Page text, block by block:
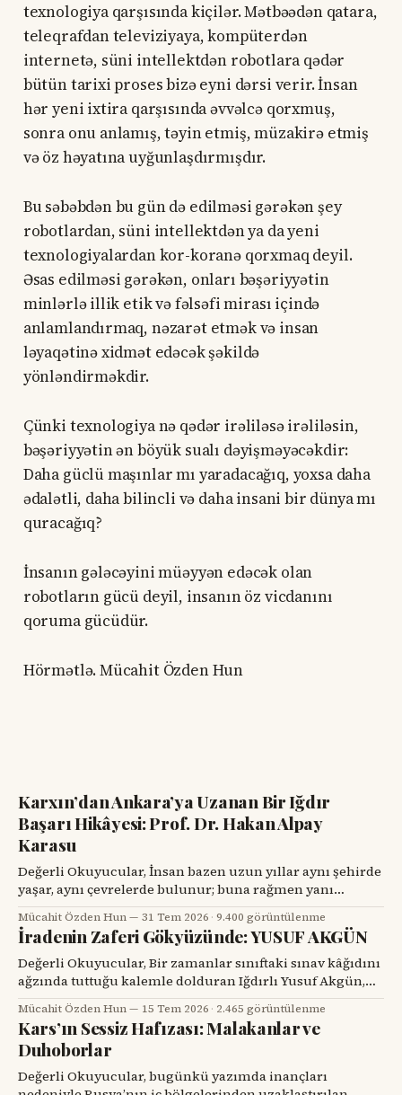
texnologiya qarşısında kiçilər. Mətbəədən qatara,
teleqrafdan televiziyaya, kompüterdən
internetə, süni intellektdən robotlara qədər
bütün tarixi proses bizə eyni dərsi verir. İnsan
hər yeni ixtira qarşısında əvvəlcə qorxmuş,
sonra onu anlamış, təyin etmiş, müzakirə etmiş
və öz həyatına uyğunlaşdırmışdır.
Bu səbəbdən bu gün də edilməsi gərəkən şey
robotlardan, süni intellektdən ya da yeni
texnologiyalardan kor-koranə qorxmaq deyil.
Əsas edilməsi gərəkən, onları bəşəriyyətin
minlərlə illik etik və fəlsəfi mirası içində
anlamlandırmaq, nəzarət etmək və insan
ləyaqətinə xidmət edəcək şəkildə
yönləndirməkdir.
Çünki texnologiya nə qədər irəliləsə irəliləsin,
bəşəriyyətin ən böyük sualı dəyişməyəcəkdir:
Daha güclü maşınlar mı yaradacağıq, yoxsa daha
ədalətli, daha bilincli və daha insani bir dünya mı
quracağıq?
İnsanın gələcəyini müəyyən edəcək olan
robotların gücü deyil, insanın öz vicdanını
qoruma gücüdür.
Hörmətlə. Mücahit Özden Hun
Karxın’dan Ankara’ya Uzanan Bir Iğdır
Başarı Hikâyesi: Prof. Dr. Hakan Alpay
Karasu
Değerli Okuyucular, İnsan bazen uzun yıllar aynı şehirde
yaşar, aynı çevrelerde bulunur; buna rağmen yanı
başındaki değerli bir hemşehrisini tanımak için bir
tesadüfü beklemek zorunda kalır. Prof. Dr. Hakan Alpay
Karasu’yla tanışmam da böyle oldu. Onu ilk gördüğümde,
karşımdaki kişinin başarılı bir diş hekimi, bilim insanı ve
üniversite yöneticisi
Mücahit Özden Hun 31 Tem 2026 ·9.400 görüntülenme
İradenin Zaferi Gökyüzünde: YUSUF AKGÜN
Değerli Okuyucular, Bir zamanlar sınıftaki sınav kâğıdını
ağzında tuttuğu kalemle dolduran Iğdırlı Yusuf Akgün,
bugün aynı kalemle Türkiye’nin millî muharip uçağı
KAAN’ı çiziyor. Çocuk yuvalarından dünya spor
sahnelerine, resim atölyelerinden TUSAŞ hangarlarına
uzanan bu yol, yalnızca bir başarı hikâyesi değil; insanın
kendi kaderine karşı verdiği büyük mücadelenin adıdır.
Mücahit Özden Hun 15 Tem 2026 · 2.465 görüntülenme
Kars’ın Sessiz Hafızası: Malakanlar ve
Duhoborlar
Değerli Okuyucular, bugünkü yazımda inançları